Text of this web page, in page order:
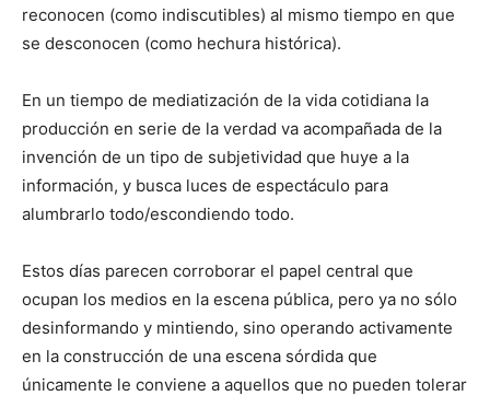
reconocen (como indiscutibles) al mismo tiempo en que
se desconocen (como hechura histórica).
En un tiempo de mediatización de la vida cotidiana la
producción en serie de la verdad va acompañada de la
invención de un tipo de subjetividad que huye a la
información, y busca luces de espectáculo para
alumbrarlo todo/escondiendo todo.
Estos días parecen corroborar el papel central que
ocupan los medios en la escena pública, pero ya no sólo
desinformando y mintiendo, sino operando activamente
en la construcción de una escena sórdida que
únicamente le conviene a aquellos que no pueden tolerar